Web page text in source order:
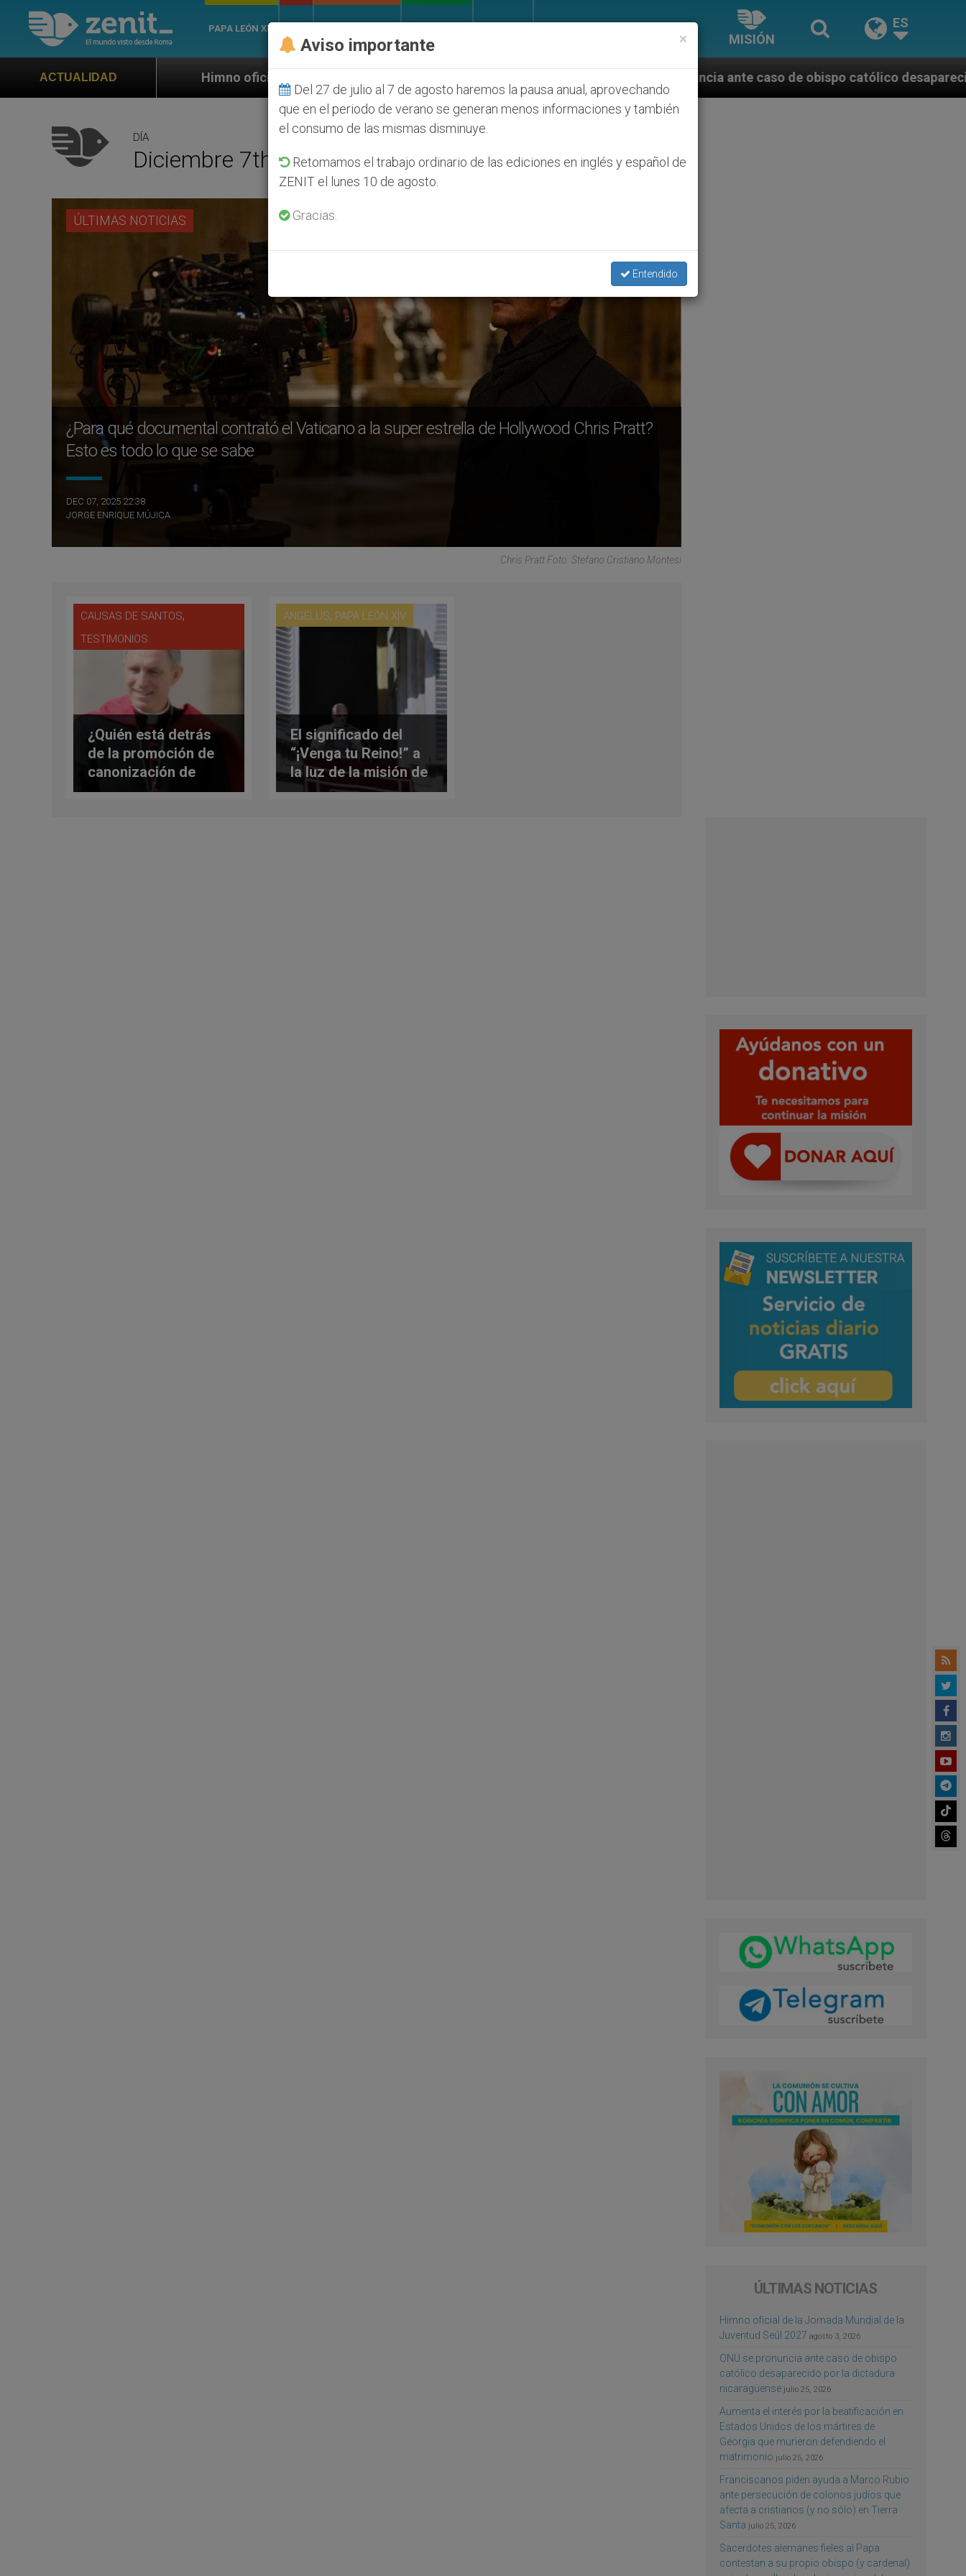
PAPA LEÓN XIV
MISIÓN
ES
ACTUALIDADHimno oficial de la Jornada Mundial de la Juventud Seúl 2027 ONU se pronuncia ante caso de obispo católico desaparecido por la dictadura
DÍA
Diciembre 7th, 2025
ÚLTIMAS NOTICIAS
¿Para qué documental contrató el Vaticano a la super estrella de Hollywood Chris Pratt?
Esto es todo lo que se sabe
DEC 07, 2025 22:38
JORGE ENRIQUE MÚJICA
Chris Pratt Foto: Stefano Cristiano Montesi
CAUSAS DE SANTOS,
TESTIMONIOS
¿Quién está detrás
de la promoción de
canonización de
Benedicto XVI y de
ANGELUS, PAPA LEÓN XIV
El significado del
“¡Venga tu Reino!” a
la luz de la misión de
Juan Bautista,
ÚLTIMAS NOTICIAS
Himno oficial de la Jornada Mundial de la
Juventud Seúl 2027 agosto 3, 2026
ONU se pronuncia ante caso de obispo
católico desaparecido por la dictadura
nicaragüense julio 25, 2026
Aumenta el interés por la beatificación en
Estados Unidos de los mártires de
Georgia que murieron defendiendo el
matrimonio julio 25, 2026
Franciscanos piden ayuda a Marco Rubio
ante persecución de colonos judíos que
afecta a cristianos (y no sólo) en Tierra
Santa julio 25, 2026
Sacerdotes alemanes fieles al Papa
contestan a su propio obispo (y cardenal)
×
Aviso importante
Del 27 de julio al 7 de agosto haremos la pausa anual, aprovechando
que en el periodo de verano se generan menos informaciones y también
el consumo de las mismas disminuye.
Retomamos el trabajo ordinario de las ediciones en inglés y español de
ZENIT el lunes 10 de agosto.
Gracias.
Entendido